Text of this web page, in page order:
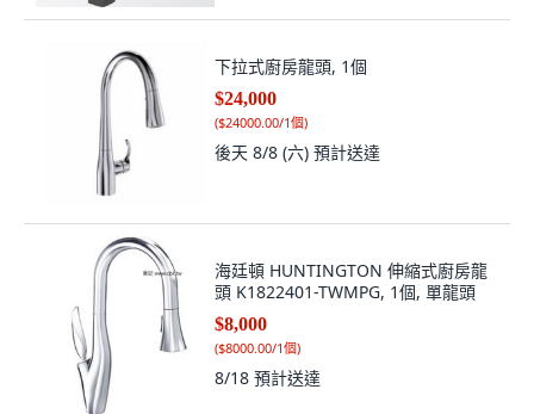
下拉式廚房龍頭, 1個
$24,000
($24000.00/1個)
後天 8/8 (六) 預計送達
海廷頓 HUNTINGTON 伸縮式廚房龍
頭 K1822401-TWMPG, 1個, 單龍頭
$8,000
($8000.00/1個)
8/18 預計送達